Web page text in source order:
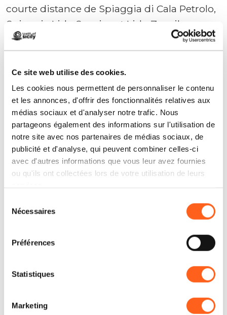
Ce site web utilise des cookies.
Les cookies nous permettent de personnaliser le contenu
et les annonces, d'offrir des fonctionnalités relatives aux
médias sociaux et d'analyser notre trafic. Nous
partageons également des informations sur l'utilisation de
notre site avec nos partenaires de médias sociaux, de
publicité et d'analyse, qui peuvent combiner celles-ci
avec d'autres informations que vous leur avez fournies
ou qu'ils ont collectées lors de votre utilisation de leurs
Nécessaires
Préférences
Statistiques
Marketing
E-maillatorreclaudia@hotmail.com
LBL_CIN_CDE
Comment y arriver
courte distance de Spiaggia di Cala Petrolo,
Spiaggia Lido Sunrise et Lido Zanzibar.
Dotés d'un balcon, les logements disposent
de la climatisation, d'une télévision à écran
plat et d'une salle de bains privative avec
bidet et articles de toilette gratuits. Vous
trouverez également un réfrigérateur,...
+ En savoir plus